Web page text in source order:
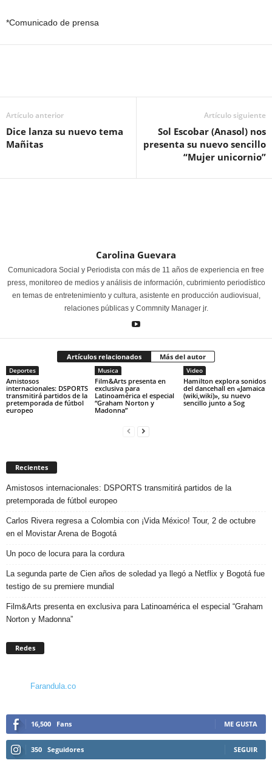
*Comunicado de prensa
Artículo anterior
Dice lanza su nuevo tema
Mañitas
Artículo siguiente
Sol Escobar (Anasol) nos
presenta su nuevo sencillo
“Mujer unicornio”
Carolina Guevara
Comunicadora Social y Periodista con más de 11 años de experiencia en free
press, monitoreo de medios y análisis de información, cubrimiento periodístico
en temas de entretenimiento y cultura, asistente en producción audiovisual,
relaciones públicas y Commnity Manager jr.
Artículos relacionados Más del autor
Deportes
Amistosos
internacionales: DSPORTS
transmitirá partidos de la
pretemporada de fútbol
europeo
Musica
Film&Arts presenta en
exclusiva para
Latinoamérica el especial
“Graham Norton y
Madonna”
Video
Hamilton explora sonidos
del dancehall en «Jamaica
(wiki,wiki)», su nuevo
sencillo junto a Sog
Recientes
Amistosos internacionales: DSPORTS transmitirá partidos de la
pretemporada de fútbol europeo
Carlos Rivera regresa a Colombia con ¡Vida México! Tour, 2 de octubre
en el Movistar Arena de Bogotá
Un poco de locura para la cordura
La segunda parte de Cien años de soledad ya llegó a Netflix y Bogotá fue
testigo de su premiere mundial
Film&Arts presenta en exclusiva para Latinoamérica el especial “Graham
Norton y Madonna”
Redes
Farandula.co
16,500 Fans ME GUSTA
350 Seguidores SEGUIR